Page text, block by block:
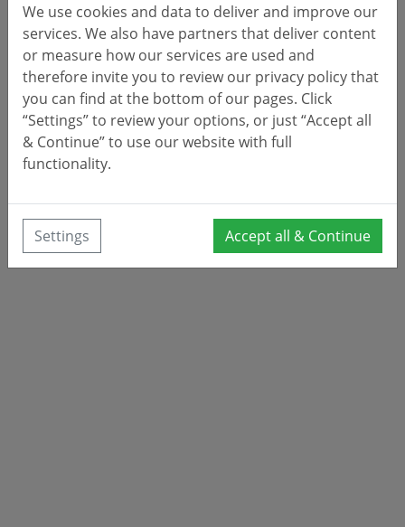
We use cookies and data to deliver and improve our
services. We also have partners that deliver content
or measure how our services are used and
therefore invite you to review our privacy policy that
you can find at the bottom of our pages. Click
“Settings” to review your options, or just “Accept all
& Continue” to use our website with full
functionality.
Settings Accept all & Continue